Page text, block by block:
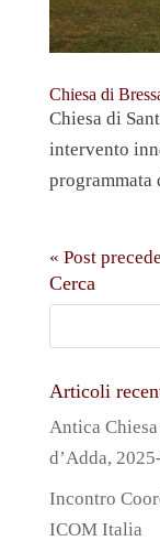
Chiesa di
Chiesa di
intervento
programmata
« Post
Cerca
Articoli
Antica
d’Adda,
Incontro
ICOM Italia